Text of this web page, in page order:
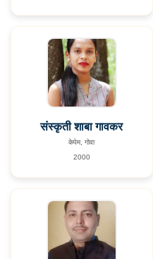
संस्कृती शाबा गावकर
केपेम, गोवा
2000